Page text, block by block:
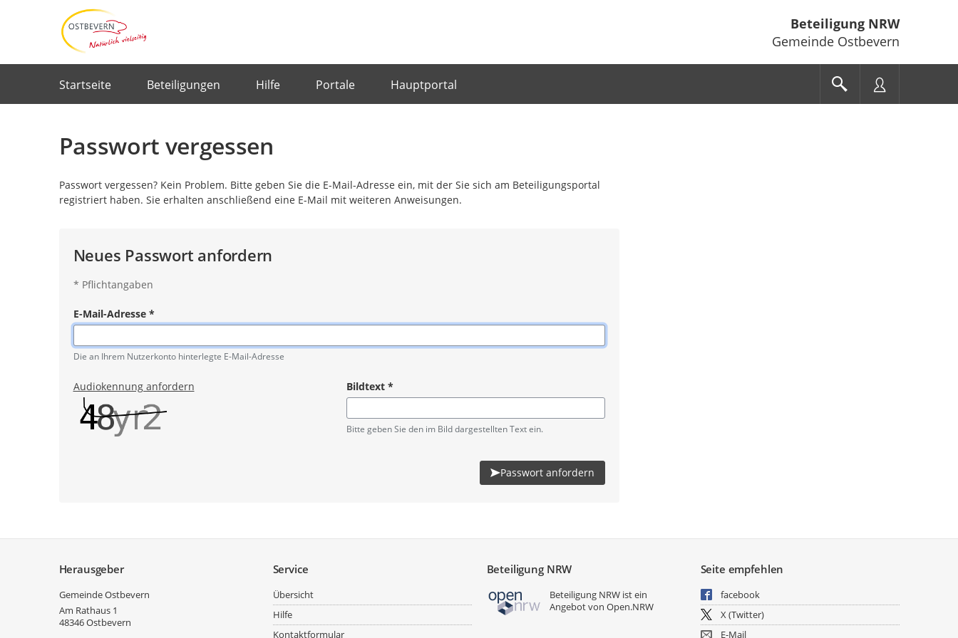
Beteiligung NRW
Gemeinde Ostbevern
Startseite Beteiligungen Hilfe Portale Hauptportal
Passwort vergessen
Passwort vergessen? Kein Problem. Bitte geben Sie die E-Mail-Adresse ein, mit der Sie sich am Beteiligungsportal
registriert haben. Sie erhalten anschließend eine E-Mail mit weiteren Anweisungen.
Neues Passwort anfordern
* Pflichtangaben
E-Mail-Adresse*
Pflichtangabe
Die an Ihrem Nutzerkonto hinterlegte E-Mail-Adresse
Audiokennung anfordern Bildtext *
Pflichtangabe
Bitte geben Sie den im Bild dargestellten Text ein.
Passwort anfordern
Herausgeber
Gemeinde Ostbevern
Am Rathaus 1
48346Ostbevern
Service
Übersicht
Hilfe
Kontaktformular
Beteiligung NRW
Beteiligung NRW ist ein
Angebot vonOpen.NRW
Seite empfehlen
facebook
X (Twitter)
E-Mail